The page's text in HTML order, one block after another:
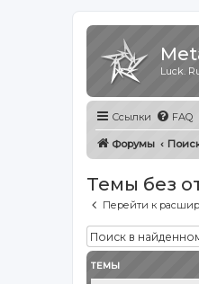
Luck.
Ссылки FAQ
Форумы
Темы без
Перейти к
ТЕМЫ